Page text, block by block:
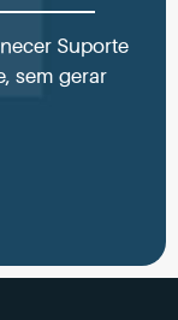
Suporte
sem gerar